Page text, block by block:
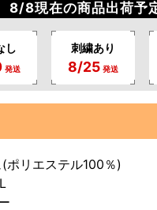
8/8現在の商品出荷予
し
発送
刺繍あり
8/25 発送
リエステル100％)